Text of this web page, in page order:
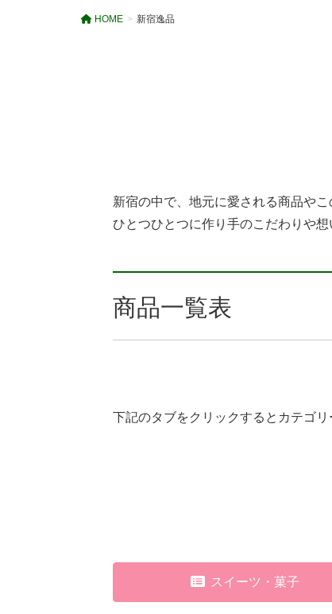
HOME 新宿逸品
新宿の中で、地元に愛される商品や
ひとつひとつに作り手のこだわりや想
商品一覧表
下記のタブをクリックするとカテゴリ
スイーツ・菓子